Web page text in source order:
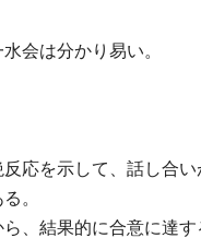
会は分かり易い。
応を示して、話し合い
。
、結果的に合意に達す